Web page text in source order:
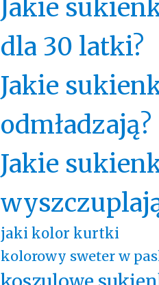
Jakie
dla 30 latki?
Jakie
odmładzają?
Jakie
jaki kolor kurtki
kolorowy sweter w